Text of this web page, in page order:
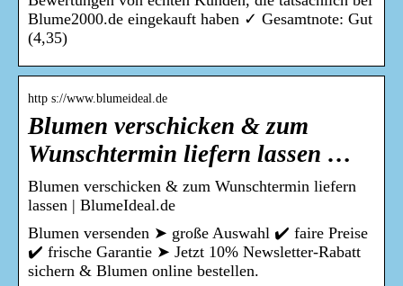
Blume2000.de eingekauft haben ✓ Gesamtnote: Gut
(4,35)
http s://www.blumeideal.de
Blumen verschicken & zum
Wunschtermin liefern lassen …
Blumen verschicken & zum Wunschtermin liefern
lassen | BlumeIdeal.de
Blumen versenden ➤ große Auswahl ✔️ faire Preise
✔️ frische Garantie ➤ Jetzt 10% Newsletter-Rabatt
sichern & Blumen online bestellen.